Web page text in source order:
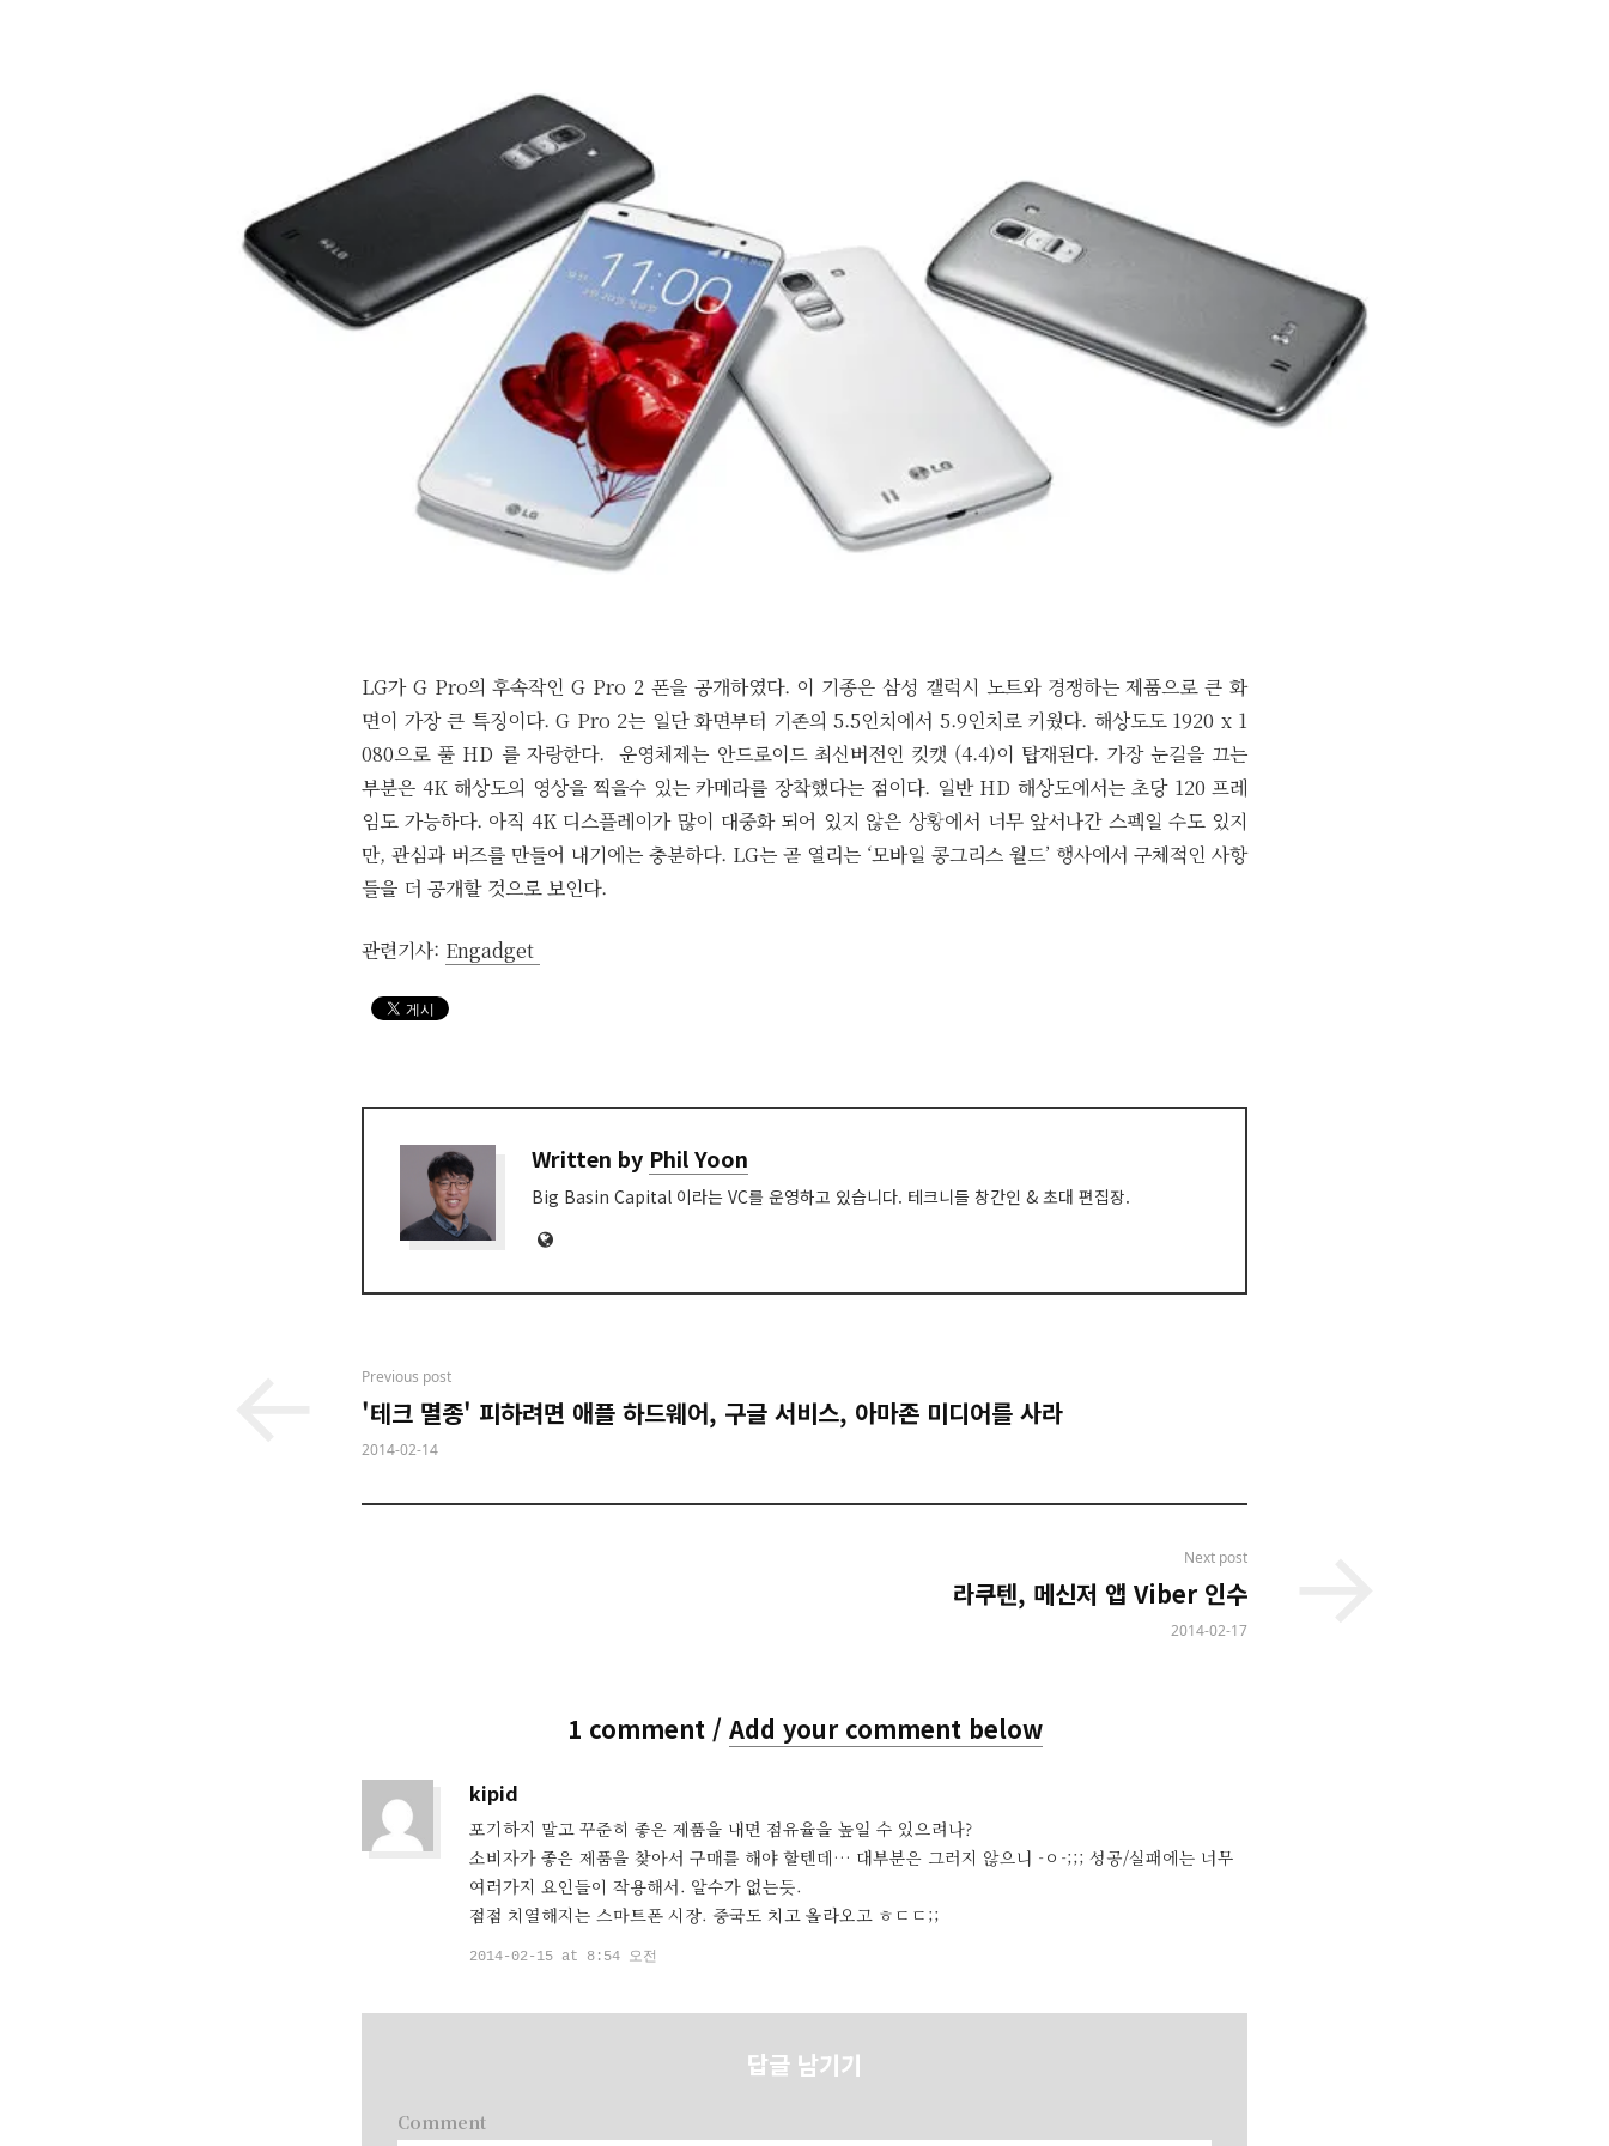
LG가 G Pro의 후속작인 G Pro 2 폰을 공개하였다. 이 기종은 삼성 갤럭시 노트와 경쟁하는 제품으로 큰 화
면이 가장 큰 특징이다. G Pro 2는 일단 화면부터 기존의 5.5인치에서 5.9인치로 키웠다. 해상도도 1920 x 1
080으로 풀 HD 를 자랑한다. 운영체제는 안드로이드 최신버전인 킷캣 (4.4)이 탑재된다. 가장 눈길을 끄는
부분은 4K 해상도의 영상을 찍을수 있는 카메라를 장착했다는 점이다. 일반 HD 해상도에서는 초당 120 프레
임도 가능하다. 아직 4K 디스플레이가 많이 대중화 되어 있지 않은 상황에서 너무 앞서나간 스펙일 수도 있지
만, 관심과 버즈를 만들어 내기에는 충분하다. LG는 곧 열리는 ‘모바일 콩그리스 월드’ 행사에서 구체적인 사항
들을 더 공개할 것으로 보인다.
관련기사: Engadget
Written by Phil Yoon
Big Basin Capital 이라는 VC를 운영하고 있습니다. 테크니들 창간인 & 초대 편집장.
Website
navigation
Previous post
'테크 멸종' 피하려면 애플 하드웨어, 구글 서비스, 아마존 미디어를 사라
2014-02-14
Next post
라쿠텐, 메신저 앱 Viber 인수
2014-02-17
1 comment / Add your comment below
kipid
포기하지 말고 꾸준히 좋은 제품을 내면 점유율을 높일 수 있으려나?
소비자가 좋은 제품을 찾아서 구매를 해야 할텐데… 대부분은 그러지 않으니 -ㅇ-;;; 성공/실패에는 너무
여러가지 요인들이 작용해서. 알수가 없는듯.
점점 치열해지는 스마트폰 시장. 중국도 치고 올라오고 ㅎㄷㄷ;;
2014-02-15 at 8:54 오전
답글 남기기
Comment